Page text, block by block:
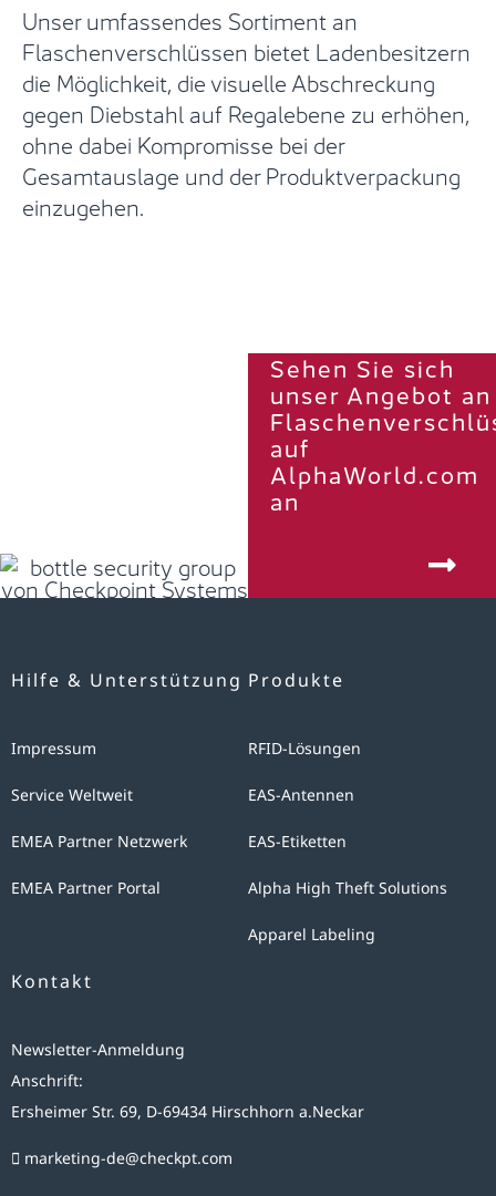
Unser umfassendes Sortiment an
Flaschenverschlüssen bietet Ladenbesitzern
die Möglichkeit, die visuelle Abschreckung
gegen Diebstahl auf Regalebene zu erhöhen,
ohne dabei Kompromisse bei der
Gesamtauslage und der Produktverpackung
einzugehen.
Sehen Sie sich
unser Angebot an
auf
AlphaWorld.com
an
Produkte
RFID-Lösungen
EAS-Antennen
EAS-Etiketten
Alpha High Theft Solutions
Apparel Labeling
Hilfe & Unterstützung
Impressum
Service Weltweit
EMEA Partner Netzwerk
EMEA Partner Portal
Kontakt
Newsletter-Anmeldung
Anschrift:
Ersheimer Str. 69, D-69434 Hirschhorn a.Neckar
marketing-de@checkpt.com